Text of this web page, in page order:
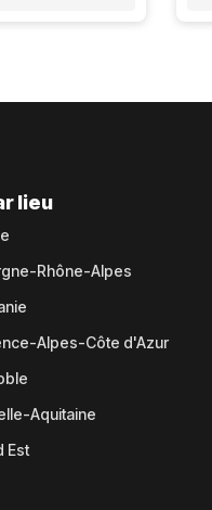
lieu
Rhône-Alpes
Alpes-Côte d'Azur
Aquitaine
Est